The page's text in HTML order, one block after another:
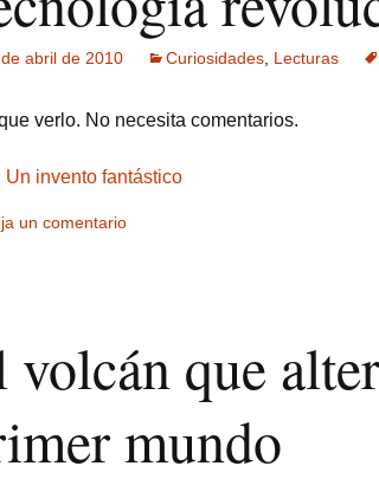
abril de 2010 Curiosidades Lecturas
verlo. No necesita comentarios.
Un invento fantástico
un comentario
volcán que
mundo